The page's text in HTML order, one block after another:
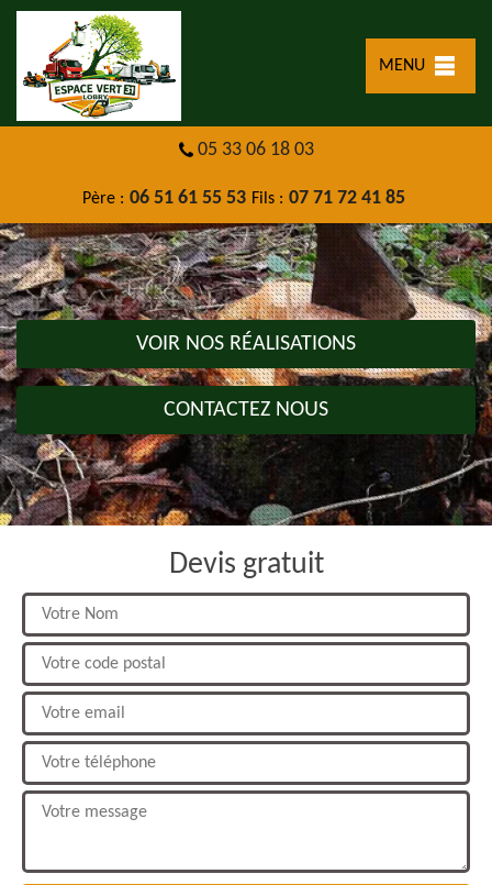
MENU
05 33 06 18 03
Père : 06 51 61 55 53 Fils : 07 71 72 41 85
VOIR NOS RÉALISATIONS
CONTACTEZ NOUS
Devis gratuit